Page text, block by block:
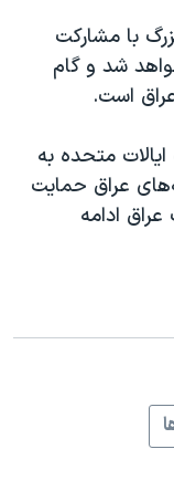
با مشارکت
شد و گام
است.
متحده به
عراق حمایت
ادامه